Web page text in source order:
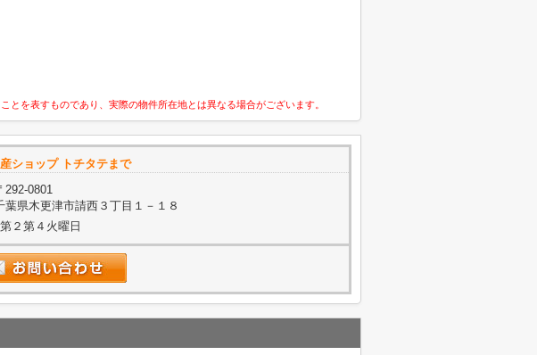
を表すものであり、実際の物件所在地とは異なる場合がございます。
ショップ トチタテまで
292-0801
葉県木更津市請西３丁目１－１８
２第４火曜日